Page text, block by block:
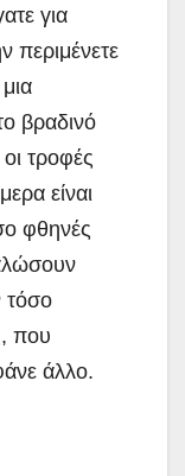
για
περιμένετε
βραδινό
τροφές
είναι
φθηνές
τόσο
που
άλλο.